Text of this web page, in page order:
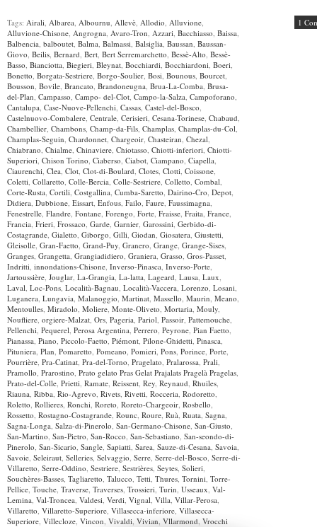
Tags: Airali, Albarea, Albournu, Allevè, Allodio, Alluvione,
Alluvione-Chisone, Angrogna, Avaro-Tron, Azzari, Bacchiasso, Baissa,
Balbencia, balboutet, Balma, Balmassi, Balsiglia, Baussan, Baussan-
Giovo, Beilis, Bernard, Bert, Bert Serremarchetto, Bessè-Alto, Bessè-
Basso, Bianciotta, Biegieri, Bleynat, Bocchiardi, Bocchiardoni, Boeri,
Bonetto, Borgata-Sestriere, Borgo-Soulier, Bosi, Bounous, Bourcet,
Bousson, Bovile, Brancato, Brandoneugna, Brua-La-Comba, Brusa-
del-Plan, Campasso, Campo- del-Clot, Campo-la-Salza, Campoforano,
Cantalupa, Case-Nuove-Pellenchi, Cassas, Castel-del-Bosco,
Castelnuovo-Combalere, Centrale, Cerisieri, Cesana-Torinese, Chabaud,
Chambellier, Chambons, Champ-da-Fils, Champlas, Champlas-du-Col,
Champlas-Seguin, Chardonnet, Chargeoir, Chasteiran, Chezal,
Chiabrano, Chialme, Chinaviere, Chiotasso, Chiotti-inferiori, Chiotti-
Superiori, Chison Torino, Ciaberso, Ciabot, Ciampano, Ciapella,
Ciaurenchi, Clea, Clot, Clot-di-Boulard, Clotes, Clotti, Coissone,
Coletti, Collaretto, Colle-Bercia, Colle-Sestriere, Colletto, Combal,
Corte-Rusta, Cortili, Costgallina, Cumba-Saretto, Dairino-Cro, Depot,
Didiera, Dubbione, Eissart, Enfous, Failo, Faure, Faussimagna,
Fenestrelle, Flandre, Fontane, Forengo, Forte, Fraisse, Fraita, France,
Francia, Frieri, Frossaco, Garde, Garnier, Garossini, Gerbido-di-
Costagrande, Gialetto, Giborgo, Gilli, Giodan, Giosatera, Giustetti,
Gleisolle, Gran-Faetto, Grand-Puy, Granero, Grange, Grange-Sises,
Granges, Grangetta, Grangiadidiero, Graniera, Grasso, Gros-Passet,
Indritti, innondations-Chisone, Inverso-Pinasca, Inverso-Porte,
Jartoussière, Jouglar, La-Grangia, La-latta, Lageard, Lausa, Laux,
Laval, Loc-Pons, Località-Bagnau, Località-Vaccera, Lorenzo, Losani,
Luganera, Lungavia, Malanoggio, Martinat, Massello, Maurin, Meano,
Mentoulles, Miradolo, Moliere, Monte-Oliveto, Mortaria, Mouly,
Noufliere, orgiere-Malzat, Ors, Pageria, Pariol, Passoir, Pattemouche,
Pellenchi, Pequerel, Perosa Argentina, Perrero, Peyrone, Pian Faetto,
Pianassa, Piano, Piccolo-Faetto, Piémont, Pilone-Ghidetti, Pinasca,
Pituniera, Plan, Pomaretto, Pomeano, Pomieri, Pons, Porince, Porte,
Pourrière, Pra-Catinat, Pra-del-Torno, Pragelato, Pralarossa, Prali,
Pramollo, Prarostino, Prato gelato Pras Gelat Prajalats Pragelà Pragelas,
Prato-del-Colle, Prietti, Ramate, Reissent, Rey, Reynaud, Rhuiles,
Riauna, Ribba, Rio-Agrevo, Rivets, Rivetti, Rocceria, Rodoretto,
Roletto, Rollieres, Ronchi, Roreto, Roreto-Chargeoir, Rosbello,
Rossetto, Rostagno-Costagrande, Rounc, Roure, Ruà, Ruata, Sagna,
Sagna-Longa, Salza-di-Pinerolo, San-Germano-Chisone, San-Giusto,
San-Martino, San-Pietro, San-Rocco, San-Sebastiano, San-seondo-di-
Pinerolo, San-Sicario, Sangle, Sapiatti, Sarea, Sauze-di-Cesana, Savoia,
Savoie, Seleiraut, Selleries, Selvaggio, Serre, Serre-del-Bosco, Serre-di-
Villaretto, Serre-Oddino, Sestriere, Sestrières, Seytes, Solieri,
Souchères-Basses, Tagliaretto, Talucco, Tetti, Thures, Tornini, Torre-
Pellice, Touche, Traverse, Traverses, Trossieri, Turin, Usseaux, Val-
Lemina, Val-Troncea, Valdesi, Verdi, Vignal, Villa, Villar-Perosa,
Villaretto, Villaretto-Superiore, Villasecca-inferiore, Villasecca-
Superiore, Villecloze, Vincon, Vivaldi, Vivian, Vllarmond, Vrocchi
1